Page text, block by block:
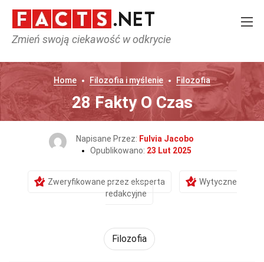
Zmień swoją ciekawość w odkrycie
Home Filozofia i myślenie Filozofia
28 Fakty O Czas
Napisane Przez: Fulvia Jacobo
Opublikowano: 23 Lut 2025
Zweryfikowane przez eksperta
Wytyczne
redakcyjne
Filozofia